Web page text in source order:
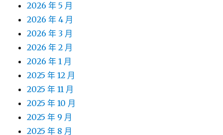
2026 年 5 月
2026 年 4 月
2026 年 3 月
2026 年 2 月
2026 年 1 月
2025 年 12 月
2025 年 11 月
2025 年 10 月
2025 年 9 月
2025 年 8 月